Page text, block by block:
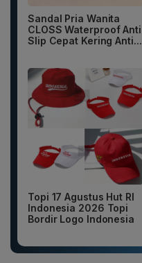
Sandal Pria Wanita
CLOSS Waterproof Anti
Slip Cepat Kering Anti...
Topi 17 Agustus Hut RI
Indonesia 2026 Topi
Bordir Logo Indonesia